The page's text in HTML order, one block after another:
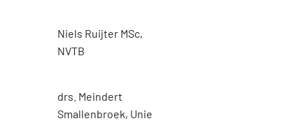
Niels Ruijter MSc,
NVTB
drs. Meindert
Smallenbroek, Unie